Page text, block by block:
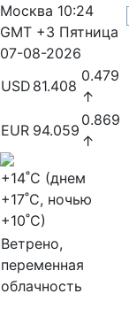
Москва 10:24
GMT +3 Пятница
07-08-2026
USD 81.408
0.479
↑
EUR 94.059
0.869
↑
+14˚C (днем
+17˚C, ночью
+10˚C)
Ветрено,
переменная
облачность